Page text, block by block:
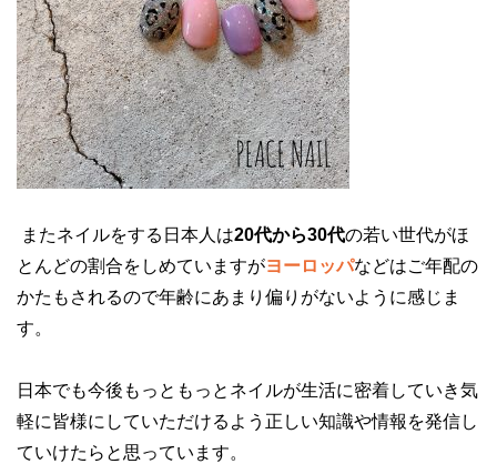
またネイルをする日本人は20代から30代の若い世代がほ
とんどの割合をしめていますがヨーロッパなどはご年配の
かたもされるので年齢にあまり偏りがないように感じま
す。
日本でも今後もっともっとネイルが生活に密着していき気
軽に皆様にしていただけるよう正しい知識や情報を発信し
ていけたらと思っています。